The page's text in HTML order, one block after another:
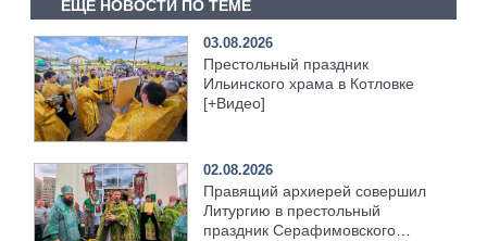
ЕЩЕ НОВОСТИ ПО ТЕМЕ
03.08.2026
Престольный праздник
Ильинского храма в Котловке
[+Видео]
02.08.2026
Правящий архиерей совершил
Литургию в престольный
праздник Серафимовского